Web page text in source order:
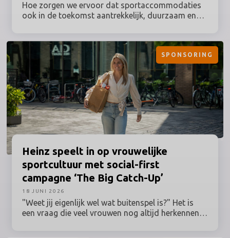
Hoe zorgen we ervoor dat sportaccommodaties
ook in de toekomst aantrekkelijk, duurzaam en
Maarten van Bottenburg ontdek je hoe een van de
meest vooruitstrevende sportlanden van Europa
omgaat met actuele vraagstukken rondom sport,
bewegen, ruimtegebruik en duurzaamheid.
Heinz speelt in op vrouwelijke
sportcultuur met social-first
campagne ‘The Big Catch-Up’
"Weet jij eigenlijk wel wat buitenspel is?" Het is
een vraag die veel vrouwen nog altijd herkennen,
SPONSORING
18 JUNI 2026